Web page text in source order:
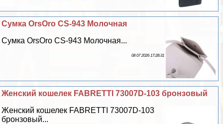
Сумка OrsOro CS-943 Молочная
Сумка OrsOro CS-943 Молочная...
08 07 2026 17:28:31
Женский кошелек FABRETTI 73007D-103 бронзовый
Женский кошелек FABRETTI 73007D-103
бронзовый...